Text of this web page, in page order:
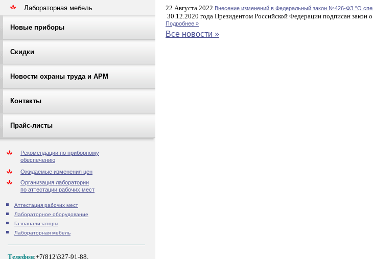
Лабораторная мебель
Новые приборы
Скидки
Новости охраны труда и АРМ
Контакты
Прайс-листы
Рекомендации по приборному
обеспечению
Ожидаемые изменения цен
Организация лаборатории
по аттестации рабочих мест
Аттестация рабочих мест
Лабораторное оборудование
Газоанализаторы
Лабораторная мебель
Телефон:+7(812)327-91-88,
22 Августа 2022 Внесение изменений в Федеральный закон №426-ФЗ "О
30.12.2020 года Президентом Российской Федерации подписан закон
Подробнее »
Все новости »